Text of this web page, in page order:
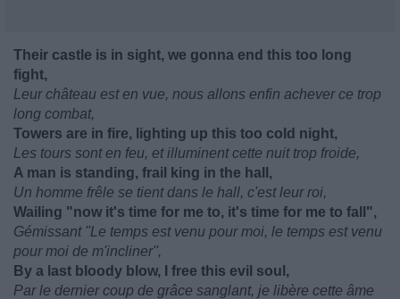
Their castle is in sight, we gonna end this too long
fight,
Leur château est en vue, nous allons enfin achever ce trop
long combat,
Towers are in fire, lighting up this too cold night,
Les tours sont en feu, et illuminent cette nuit trop froide,
A man is standing, frail king in the hall,
Un homme frêle se tient dans le hall, c'est leur roi,
Wailing "now it's time for me to, it's time for me to fall",
Gémissant ''Le temps est venu pour moi, le temps est venu
pour moi de m'incliner'',
By a last bloody blow, I free this evil soul,
Par le dernier coup de grâce sanglant, je libère cette âme